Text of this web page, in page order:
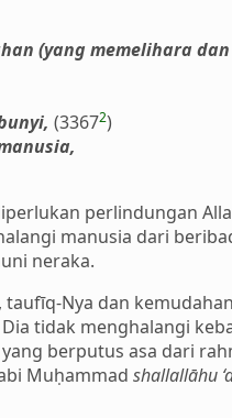
(yang memelihara
(33672)
perlindungan
manusia dari
neraka.
Nya dan
tidak menghalangi
berputus asa dari
Muḥammad shallallāhu